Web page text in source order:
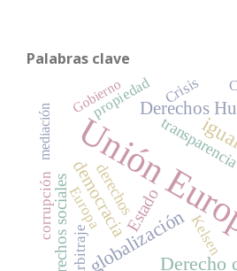
Palabras clave
Unión
globalizaciónDerecho
democracia
Derechos
Derechos sociales Estado
derechos
Crisis
Europa
Arbitraje
propiedad
corrupción Kelsen
Gobierno
mediación